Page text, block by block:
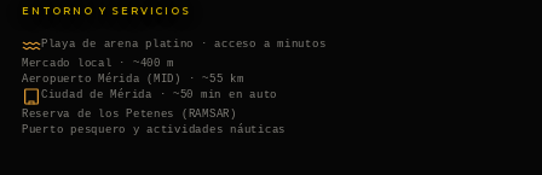
ENTORNO Y SERVICIOS
Playa de arena platino · acceso a minutos
Mercado local · ~400 m
Aeropuerto Mérida (MID) · ~55 km
Ciudad de Mérida · ~50 min en auto
Reserva de los Petenes (RAMSAR)
Puerto pesquero y actividades náuticas